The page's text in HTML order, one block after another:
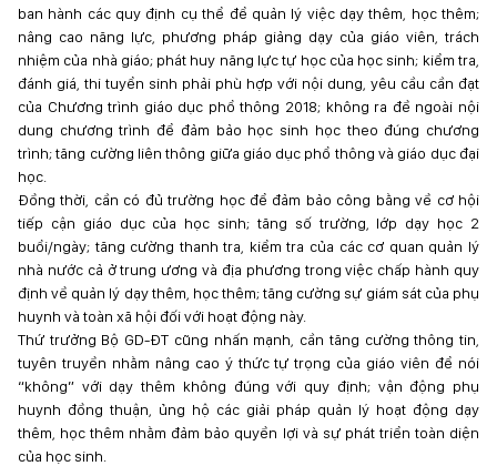
ban hành các quy định cụ thể để quản lý việc dạy thêm, học thêm;
nâng cao năng lực, phương pháp giảng dạy của giáo viên, trách
nhiệm của nhà giáo; phát huy năng lực tự học của học sinh; kiểm tra,
đánh giá, thi tuyển sinh phải phù hợp với nội dung, yêu cầu cần đạt
của Chương trình giáo dục phổ thông 2018; không ra đề ngoài nội
dung chương trình để đảm bảo học sinh học theo đúng chương
trình; tăng cường liên thông giữa giáo dục phổ thông và giáo dục đại
học.
Đồng thời, cần có đủ trường học để đảm bảo công bằng về cơ hội
tiếp cận giáo dục của học sinh; tăng số trường, lớp dạy học 2
buổi/ngày; tăng cường thanh tra, kiểm tra của các cơ quan quản lý
nhà nước cả ở trung ương và địa phương trong việc chấp hành quy
định về quản lý dạy thêm, học thêm; tăng cường sự giám sát của phụ
huynh và toàn xã hội đối với hoạt động này.
Thứ trưởng Bộ GD-ĐT cũng nhấn mạnh, cần tăng cường thông tin,
tuyên truyền nhằm nâng cao ý thức tự trọng của giáo viên để nói
“không” với dạy thêm không đúng với quy định; vận động phụ
huynh đồng thuận, ủng hộ các giải pháp quản lý hoạt động dạy
thêm, học thêm nhằm đảm bảo quyền lợi và sự phát triển toàn diện
của học sinh.